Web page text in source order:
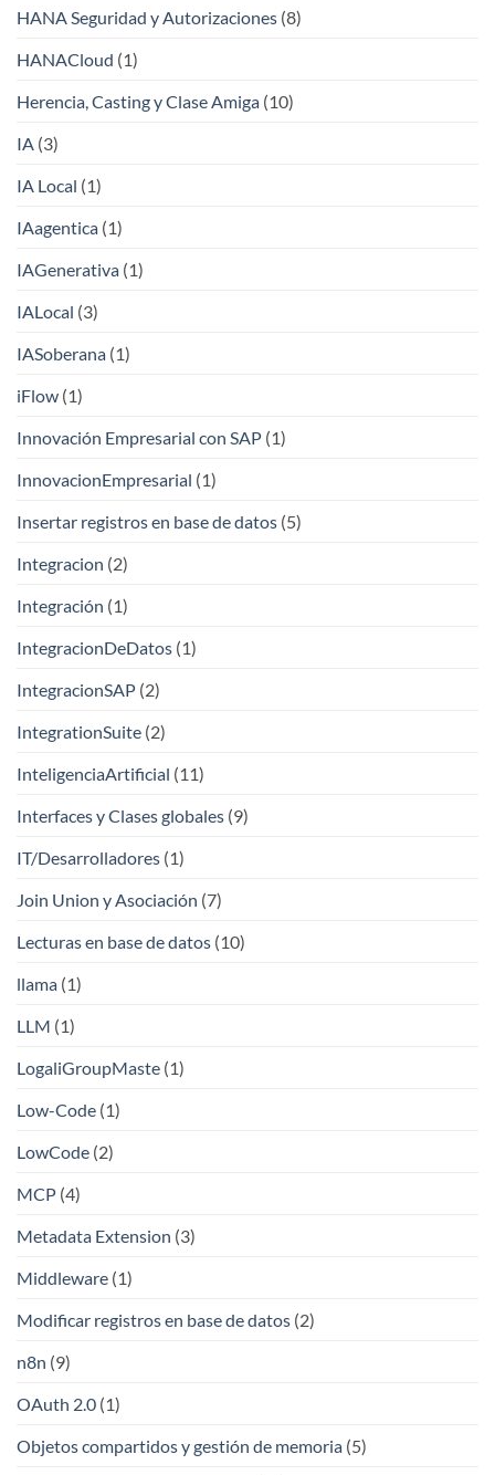
HANA Seguridad y Autorizaciones (8)
HANACloud (1)
Herencia, Casting y Clase Amiga (10)
IA (3)
IA Local (1)
IAagentica (1)
IAGenerativa (1)
IALocal (3)
IASoberana (1)
iFlow (1)
Innovación Empresarial con SAP (1)
InnovacionEmpresarial (1)
Insertar registros en base de datos (5)
Integracion (2)
Integración (1)
IntegracionDeDatos (1)
IntegracionSAP (2)
IntegrationSuite (2)
InteligenciaArtificial (11)
Interfaces y Clases globales (9)
IT/Desarrolladores (1)
Join Union y Asociación (7)
Lecturas en base de datos (10)
llama (1)
LLM (1)
LogaliGroupMaste (1)
Low-Code (1)
LowCode (2)
MCP (4)
Metadata Extension (3)
Middleware (1)
Modificar registros en base de datos (2)
n8n (9)
OAuth 2.0 (1)
Objetos compartidos y gestión de memoria (5)